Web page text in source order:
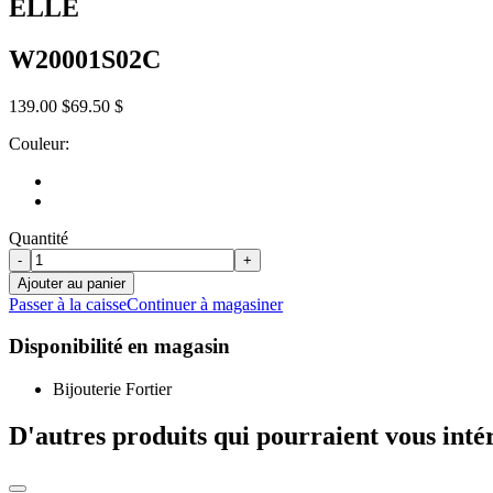
ELLE
W20001S02C
139.00 $69.50 $
Couleur:
Quantité
-
+
Ajouter au panier
Passer à la caisseContinuer à magasiner
Disponibilité en magasin
Bijouterie Fortier
D'autres produits qui pourraient vous